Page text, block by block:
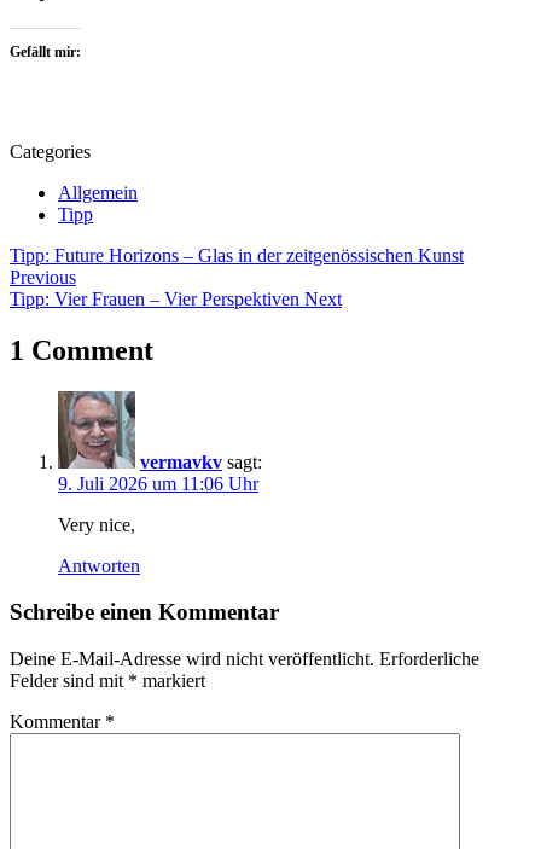
Gefällt mir:
Categories
Allgemein
Tipp
Tags
Ausstellung
Exhibition
Festhalten
Kunst
Kunstausstellung
Künstlerhaus
Bergedorf
Malerei
Manuela
Mordhorst
Rolf
Naedler
Skulptur
Beitragsnavigation
Tipp: Future Horizons – Glas in der zeitgenössischen Kunst
Previous
Tipp: Vier Frauen – Vier Perspektiven Next
1 Comment
vermavkv sagt:
9. Juli 2026 um 11:06 Uhr
Very nice,
Antworten
Schreibe einen Kommentar
Deine E-Mail-Adresse wird nicht veröffentlicht. Erforderliche
Felder sind mit * markiert
Kommentar *